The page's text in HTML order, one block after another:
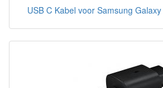
USB C Kabel voor Samsung